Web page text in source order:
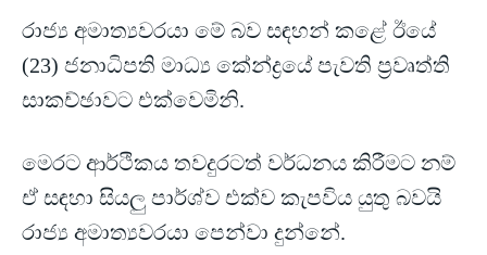
රාජ්‍ය අමාත්‍යවරයා මේ බව සඳහන් කළේ ඊයේ
(23) ජනාධිපති මාධ්‍ය කේන්ද්‍රයේ පැවති ප්‍රවෘත්ති
සාකච්ඡාවට එක්වෙමිනි.
මෙරට ආර්ථිකය තවදුරටත් වර්ධනය කිරීමට නම්
ඒ සඳහා සියලු පාර්ශ්ව එක්ව කැපවිය යුතු බවයි
රාජ්‍ය අමාත්‍යවරයා පෙන්වා දුන්නේ.